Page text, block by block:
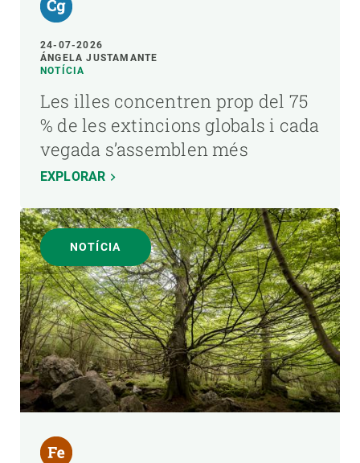
24-07-2026
ÁNGELA JUSTAMANTE
NOTÍCIA
Les illes concentren prop del 75
% de les extincions globals i cada
vegada s’assemblen més
EXPLORAR
NOTÍCIA